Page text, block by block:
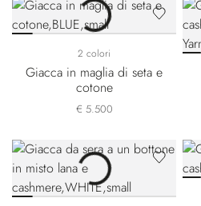
2 colori
Giacca in maglia di seta e
cotone
€ 5.500